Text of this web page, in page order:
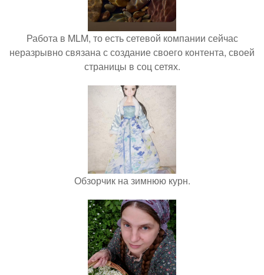
Работа в MLM, то есть сетевой компании сейчас
неразрывно связана с создание своего контента, своей
страницы в соц сетях.
Обзорчик на зимнюю курн.